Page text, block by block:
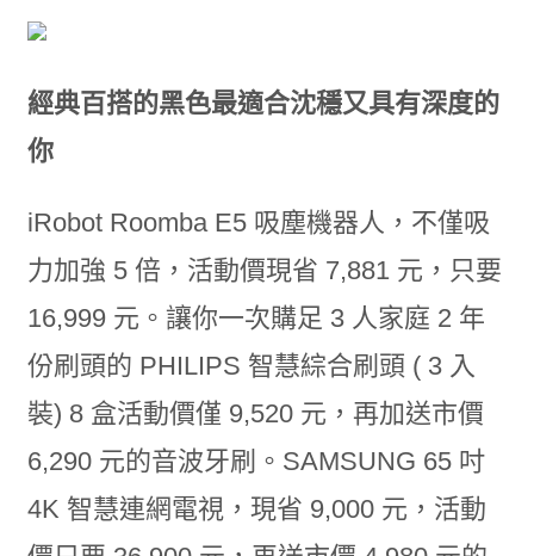
經典百搭的黑色最適合沈穩又具有深度的
你
iRobot Roomba E5 吸塵機器人，不僅吸
力加強 5 倍，活動價現省 7,881 元，只要
16,999 元。讓你一次購足 3 人家庭 2 年
份刷頭的 PHILIPS 智慧綜合刷頭 ( 3 入
裝) 8 盒活動價僅 9,520 元，再加送市價
6,290 元的音波牙刷。SAMSUNG 65 吋
4K 智慧連網電視，現省 9,000 元，活動